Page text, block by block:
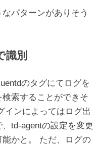
パターンがありそう
識別
のタグにてログを
索することができそ
インによってはログ出
td-agentの設定を変更
かと。 ただ、ログの